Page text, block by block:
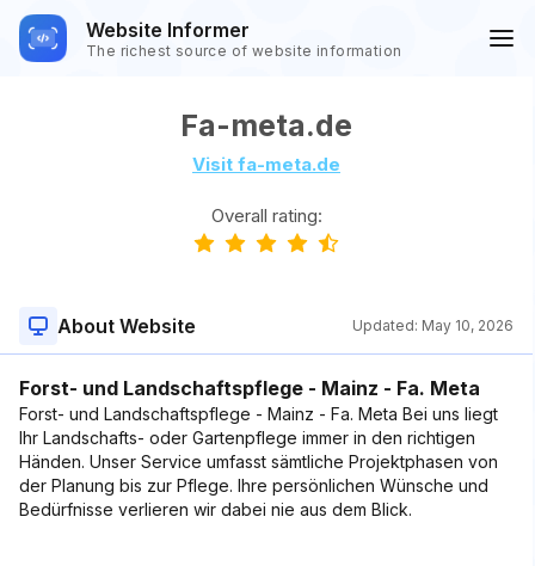
Website Informer
The richest source of website information
Fa-meta.de
Visit fa-meta.de
Overall rating:
About Website Updated: May 10, 2026
Forst- und Landschaftspflege - Mainz - Fa. Meta
Forst- und Landschaftspflege - Mainz - Fa. Meta Bei uns liegt
Ihr Landschafts- oder Gartenpflege immer in den richtigen
Händen. Unser Service umfasst sämtliche Projektphasen von
der Planung bis zur Pflege. Ihre persönlichen Wünsche und
Bedürfnisse verlieren wir dabei nie aus dem Blick.